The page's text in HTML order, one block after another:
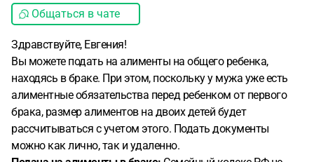
Общаться в чате
Здравствуйте, Евгения!
Вы можете подать на алименты на общего ребенка,
находясь в браке. При этом, поскольку у мужа уже есть
алиментные обязательства перед ребенком от первого
брака, размер алиментов на двоих детей будет
рассчитываться с учетом этого. Подать документы
можно как лично, так и удаленно.